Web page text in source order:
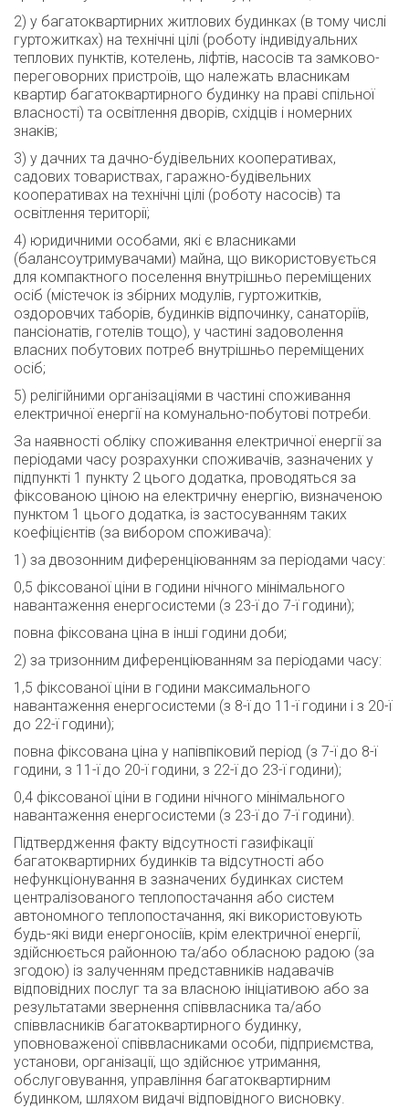
2) у багатоквартирних житлових будинках (в тому числі
гуртожитках) на технічні цілі (роботу індивідуальних
теплових пунктів, котелень, ліфтів, насосів та замково-
переговорних пристроїв, що належать власникам
квартир багатоквартирного будинку на праві спільної
власності) та освітлення дворів, східців і номерних
знаків;
3) у дачних та дачно-будівельних кооперативах,
садових товариствах, гаражно-будівельних
кооперативах на технічні цілі (роботу насосів) та
освітлення території;
4) юридичними особами, які є власниками
(балансоутримувачами) майна, що використовується
для компактного поселення внутрішньо переміщених
осіб (містечок із збірних модулів, гуртожитків,
оздоровчих таборів, будинків відпочинку, санаторіїв,
пансіонатів, готелів тощо), у частині задоволення
власних побутових потреб внутрішньо переміщених
осіб;
5) релігійними організаціями в частині споживання
електричної енергії на комунально-побутові потреби.
За наявності обліку споживання електричної енергії за
періодами часу розрахунки споживачів, зазначених у
підпункті 1 пункту 2 цього додатка, проводяться за
фіксованою ціною на електричну енергію, визначеною
пунктом 1 цього додатка, із застосуванням таких
коефіцієнтів (за вибором споживача):
1) за двозонним диференціюванням за періодами часу:
0,5 фіксованої ціни в години нічного мінімального
навантаження енергосистеми (з 23-ї до 7-ї години);
повна фіксована ціна в інші години доби;
2) за тризонним диференціюванням за періодами часу:
1,5 фіксованої ціни в години максимального
навантаження енергосистеми (з 8-ї до 11-ї години і з 20-ї
до 22-ї години);
повна фіксована ціна у напівпіковий період (з 7-ї до 8-ї
години, з 11-ї до 20-ї години, з 22-ї до 23-ї години);
0,4 фіксованої ціни в години нічного мінімального
навантаження енергосистеми (з 23-ї до 7-ї години).
Підтвердження факту відсутності газифікації
багатоквартирних будинків та відсутності або
нефункціонування в зазначених будинках систем
централізованого теплопостачання або систем
автономного теплопостачання, які використовують
будь-які види енергоносіїв, крім електричної енергії,
здійснюється районною та/або обласною радою (за
згодою) із залученням представників надавачів
відповідних послуг та за власною ініціативою або за
результатами звернення співвласника та/або
співвласників багатоквартирного будинку,
уповноваженої співвласниками особи, підприємства,
установи, організації, що здійснює утримання,
обслуговування, управління багатоквартирним
будинком, шляхом видачі відповідного висновку.